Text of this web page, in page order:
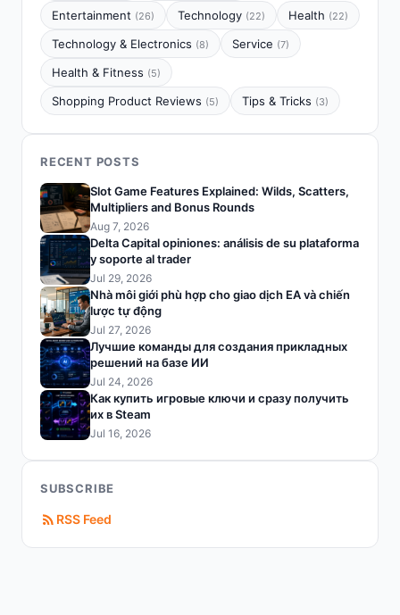
Entertainment (26) Technology (22) Health (22)
Technology & Electronics (8) Service (7)
Health & Fitness (5)
Shopping Product Reviews (5) Tips & Tricks (3)
RECENT POSTS
Slot Game Features Explained: Wilds, Scatters,
Multipliers and Bonus Rounds
Aug 7, 2026
Delta Capital opiniones: análisis de su plataforma
y soporte al trader
Jul 29, 2026
Nhà môi giới phù hợp cho giao dịch EA và chiến
lược tự động
Jul 27, 2026
Лучшие команды для создания прикладных
решений на базе ИИ
Jul 24, 2026
Как купить игровые ключи и сразу получить
их в Steam
Jul 16, 2026
SUBSCRIBE
RSS Feed